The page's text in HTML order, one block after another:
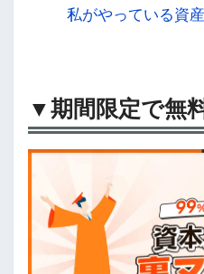
私がやっている資
▼期間限定で無